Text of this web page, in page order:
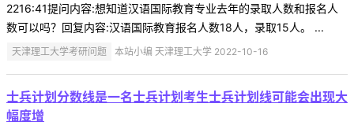
2216:41提问内容:想知道汉语国际教育专业去年的录取人数和报名人
数可以吗？回复内容:汉语国际教育报名人数18人，录取15人。 ...
天津理工大学考研问题 本站小编 天津理工大学 2022-10-16
士兵计划分数线是一名士兵计划考生士兵计划线可能会出现大
幅度增